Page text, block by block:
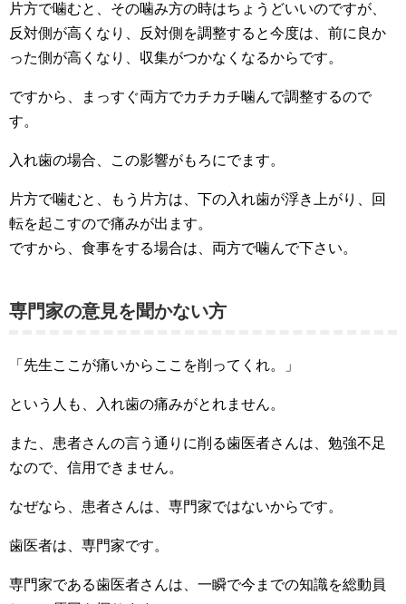
片方で噛むと、その噛み方の時はちょうどいいのですが、
反対側が高くなり、反対側を調整すると今度は、前に良か
った側が高くなり、収集がつかなくなるからです。
ですから、まっすぐ両方でカチカチ噛んで調整するので
す。
入れ歯の場合、この影響がもろにでます。
片方で噛むと、もう片方は、下の入れ歯が浮き上がり、回
転を起こすので痛みが出ます。
ですから、食事をする場合は、両方で噛んで下さい。
専門家の意見を聞かない方
「先生ここが痛いからここを削ってくれ。」
という人も、入れ歯の痛みがとれません。
また、患者さんの言う通りに削る歯医者さんは、勉強不足
なので、信用できません。
なぜなら、患者さんは、専門家ではないからです。
歯医者は、専門家です。
専門家である歯医者さんは、一瞬で今までの知識を総動員